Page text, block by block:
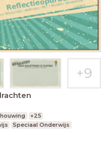
+25
Speciaal Onderwijs